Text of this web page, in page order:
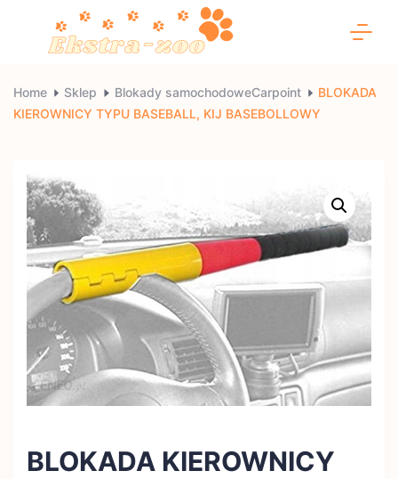
Ekstra-
zoo
Home Sklep Blokady samochodoweCarpoint
BLOKADA
KIEROWNICY TYPU BASEBALL, KIJ BASEBOLLOWY
BLOKADA KIEROWNICY